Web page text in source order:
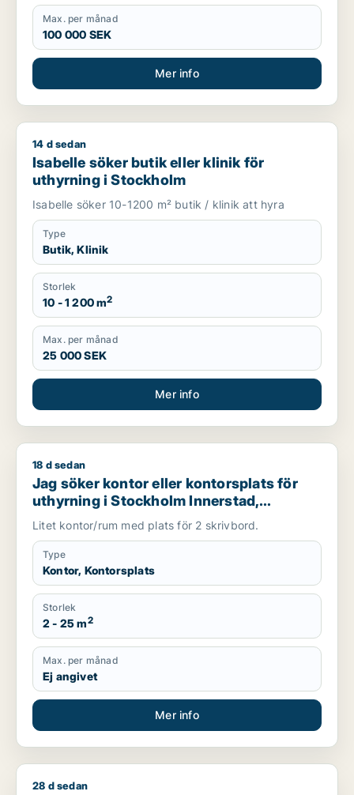
Max. per månad
100 000 SEK
Mer info
Isabelle söker butik eller klinik för uthyrning i Stockholm
14 d sedan
Isabelle söker butik eller klinik för
uthyrning i Stockholm
Isabelle söker 10-1200 m² butik / klinik att hyra
Type
Butik, Klinik
Storlek
10 - 1 200 m2
Max. per månad
25 000 SEK
Mer info
Jag söker kontor eller kontorsplats för uthyrning i
18 d sedan
Jag söker kontor eller kontorsplats för
uthyrning i Stockholm Innerstad,
Kungsholmen eller Vasastan m.fl.
Litet kontor/rum med plats för 2 skrivbord.
Type
Kontor, Kontorsplats
Storlek
2 - 25 m2
Max. per månad
Ej angivet
Mer info
Dara söker industrilokal, butik eller restauranglokal för
28 d sedan